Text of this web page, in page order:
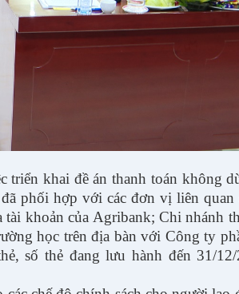
khai đề án thanh toán không
phối hợp với các đơn vị liên quan
khoản của Agribank; Chi nhánh
học trên địa bàn với Công ty
số thẻ đang lưu hành đến 31/